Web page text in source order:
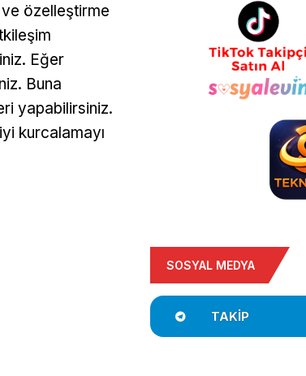
özelleştirme
Eğer
Buna
yapabilirsiniz.
kurcalamayı
SOSYAL MEDYA
TAKIP